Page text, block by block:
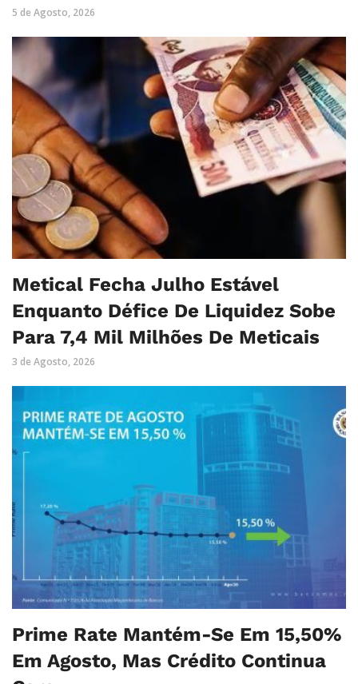
5 de Agosto, 2026
Metical Fecha Julho Estável
Enquanto Défice De Liquidez Sobe
Para 7,4 Mil Milhões De Meticais
3 de Agosto, 2026
Prime Rate Mantém-Se Em 15,50%
Em Agosto, Mas Crédito Continua